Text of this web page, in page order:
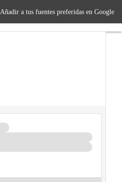
Añadir a tus fuentes preferidas en Google